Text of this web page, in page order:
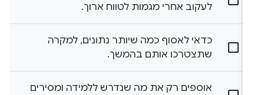
לעקוב אחרי מגמות לטווח ארוך.
כדאי לאסוף כמה שיותר נתונים, למקרה
שתצטרכו אותם בהמשך.
אוספים רק את מה שנדרש ללמידה ומסירים